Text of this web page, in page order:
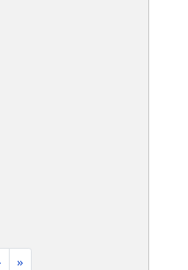
suivante
Dernière page
»